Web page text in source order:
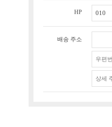
HP
배송 주소